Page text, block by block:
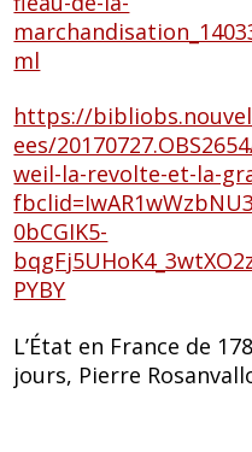
ml
https://
ees/
weil-la-revolte-et-la-
0bCGIK5-
PYBY
L’État en France de
jours, Pierre